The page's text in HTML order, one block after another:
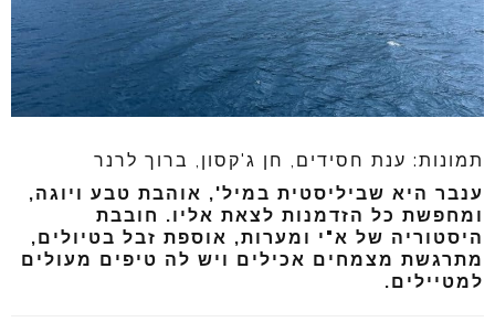
תמונות: ענת חסידים, חן ג'קסון, ברוך לרנר
ענבר היא שביליסטית במיל', אוהבת טבע ויוגה,
ומחפשת כל הזדמנות לצאת אליו. חובבת
היסטוריה של א"י ומערות, אוספת זבל בטיולים,
מתרגשת מצמחים אכילים ויש לה טיפים מעולים
למטיילים.